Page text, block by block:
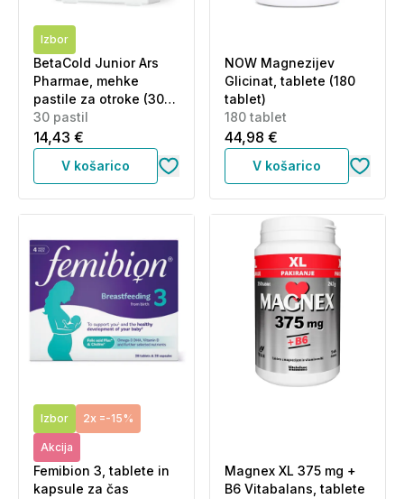
Izbor
BetaCold Junior Ars
Pharmae, mehke
pastile za otroke (30
pastil)
30 pastil
14,43 €
V košarico
NOW Magnezijev
Glicinat, tablete (180
tablet)
180 tablet
44,98 €
V košarico
Izbor 2x =-15%
Akcija
Femibion 3, tablete in
kapsule za čas
Magnex XL 375 mg +
B6 Vitabalans, tablete